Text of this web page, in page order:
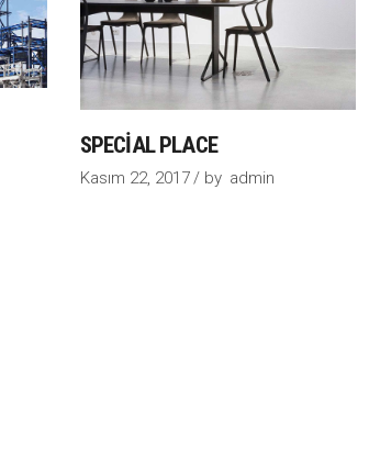
SPECIAL PLACE
Kasım 22, 2017 by admin